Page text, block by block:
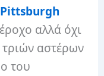
αλλά όχι
αστέρων
του